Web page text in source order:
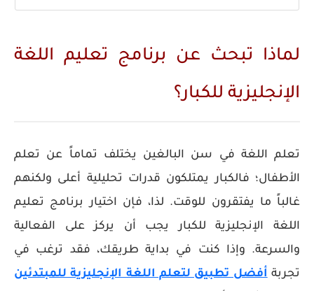
لماذا تبحث عن برنامج تعليم اللغة
الإنجليزية للكبار؟
تعلم اللغة في سن البالغين يختلف تماماً عن تعلم
الأطفال؛ فالكبار يمتلكون قدرات تحليلية أعلى ولكنهم
غالباً ما يفتقرون للوقت. لذا، فإن اختيار برنامج تعليم
اللغة الإنجليزية للكباريجب أن يركز على الفعالية
والسرعة. وإذا كنت في بداية طريقك، فقد ترغب في
تجربةأفضل تطبيق لتعلم اللغة الإنجليزية للمبتدئين